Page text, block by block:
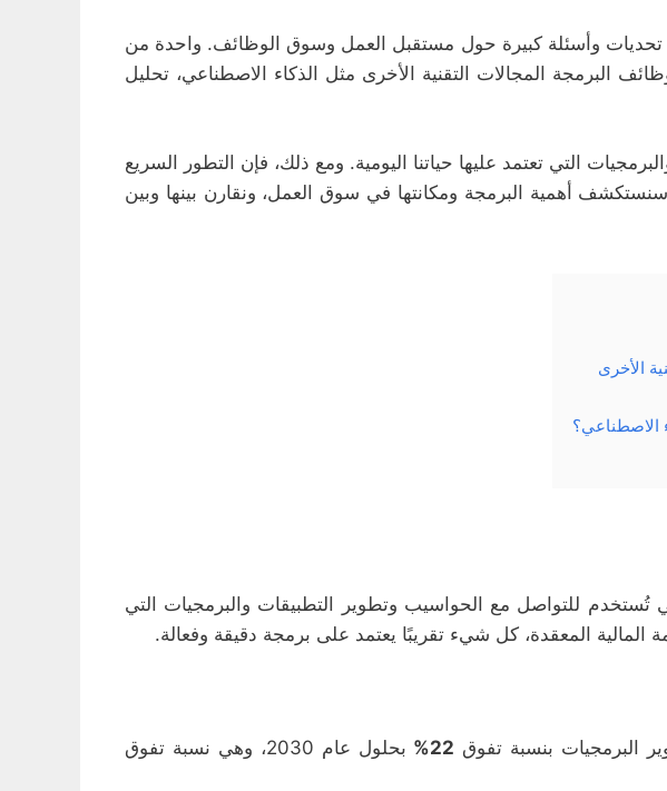
تحديات وأسئلة كبيرة حول مستقبل العمل وسوق الوظائف. واحدة من
البرمجة المجالات التقنية الأخرى مثل الذكاء الاصطناعي، تحليل
التي تعتمد عليها حياتنا اليومية. ومع ذلك، فإن التطور السريع
أهمية البرمجة ومكانتها في سوق العمل، ونقارن بينها وبين
الأخرى
الاصطناعي؟
تُستخدم للتواصل مع الحواسيب وتطوير التطبيقات والبرمجيات التي
المالية المعقدة، كل شيء تقريبًا يعتمد على برمجة دقيقة وفعالة.
22%
بحلول عام 2030، وهي نسبة تفوق